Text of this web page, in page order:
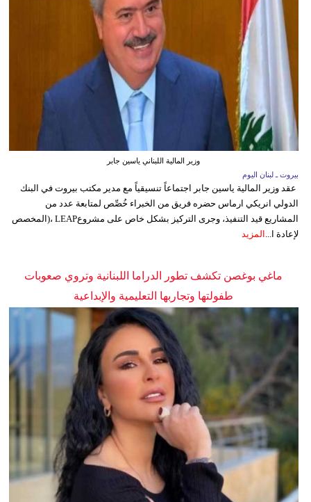
وزير المالية اللبناني ياسين جابر
بيروت ـ لبنان اليوم
عقد وزير المالية ياسين جابر اجتماعاً تنسيقياً مع مدير مكتب بيروت في البنك
الدولي انريكي ارماس حضره فريق من الخبراء خُصِّص لمتابعة عدد من
المشاريع قيد التنفيذ، وجرى التركيز بشكل خاص على مشروعLEAP ،(المخصص
لإعادة ا... المزيد
ماغي بوغصن تكشف تطور الدراما اللبنانية وتروي صعوبات
طفولتها وتجاربها التعليمية والإبداعية